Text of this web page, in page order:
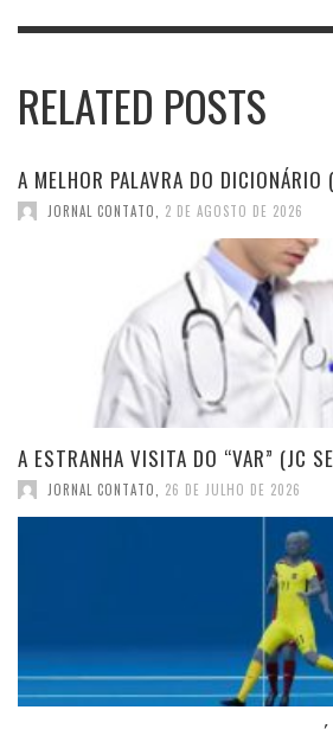
RELATED POSTS
A MELHOR PALAVRA DO
JORNAL CONTATO 2 DE AGOSTO DE 2026
A ESTRANHA VISITA DO “VAR” (JC
JORNAL CONTATO 26 DE JULHO DE 2026